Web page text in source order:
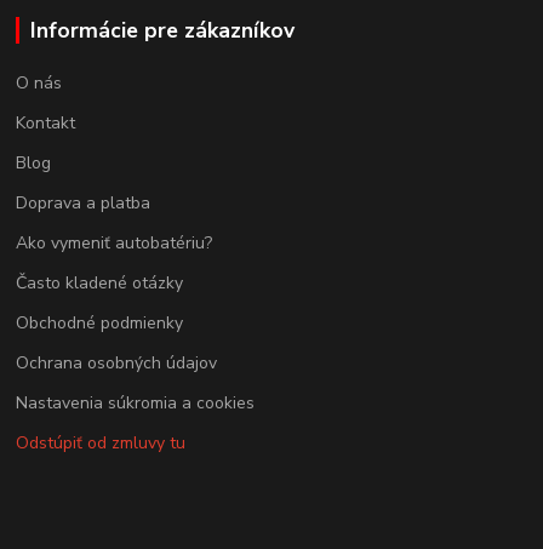
Informácie pre zákazníkov
O nás
Kontakt
Blog
Doprava a platba
Ako vymeniť autobatériu?
Často kladené otázky
Obchodné podmienky
Ochrana osobných údajov
Nastavenia súkromia a cookies
Odstúpiť od zmluvy tu